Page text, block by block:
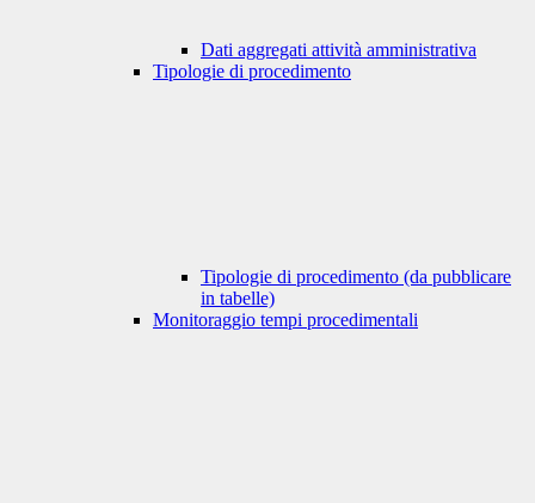
Dati aggregati attività amministrativa
Tipologie di procedimento
Tipologie di procedimento (da pubblicare
in tabelle)
Monitoraggio tempi procedimentali